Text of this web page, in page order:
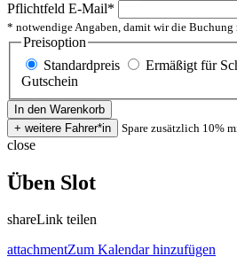
Pflichtfeld E-Mail*
* notwendige Angaben, damit wir die
Preisoption
Standardpreis
Ermäßigt für
Gutschein
Spare zusätzlich 10%
close
Üben Slot
shareLink teilen
attachmentZum Kalendar hinzufügen